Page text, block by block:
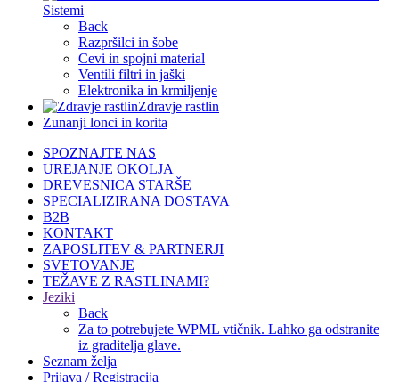
Sistemi
Back
Razpršilci in šobe
Cevi in spojni material
Ventili filtri in jaški
Elektronika in krmiljenje
Zdravje rastlin
Zunanji lonci in korita
SPOZNAJTE NAS
UREJANJE OKOLJA
DREVESNICA STARŠE
SPECIALIZIRANA DOSTAVA
B2B
KONTAKT
ZAPOSLITEV & PARTNERJI
SVETOVANJE
TEŽAVE Z RASTLINAMI?
Jeziki
Back
Za to potrebujete WPML vtičnik. Lahko ga odstranite
iz graditelja glave.
Seznam želja
Prijava / Registracija